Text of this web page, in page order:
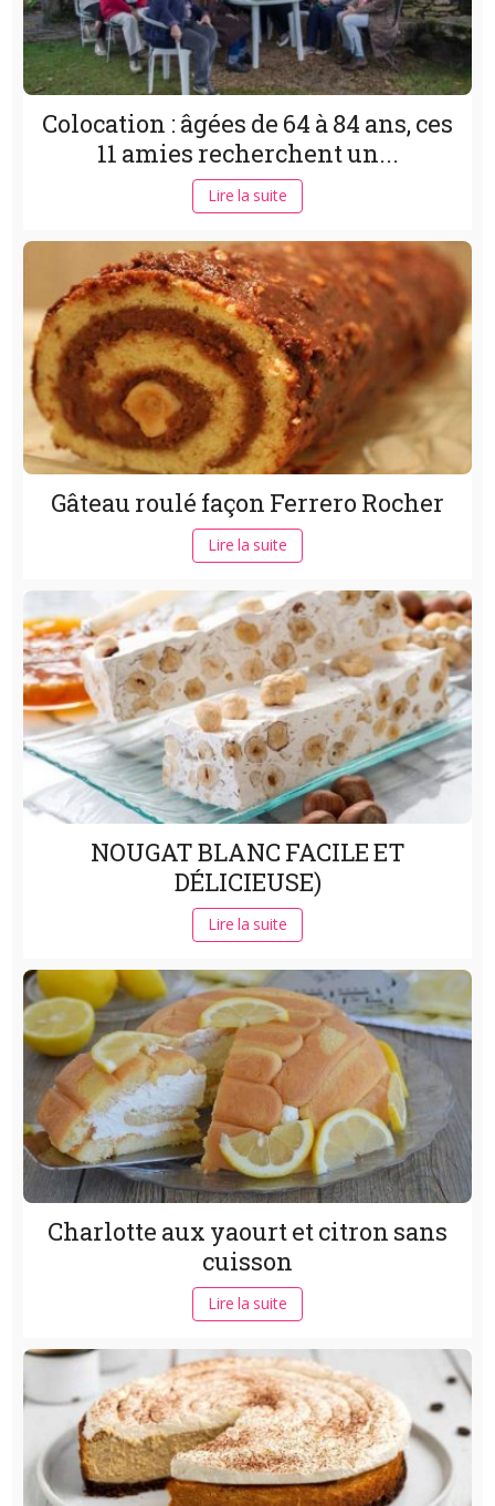
Colocation : âgées de 64 à 84 ans, ces
11 amies recherchent un...
Lire la suite
Gâteau roulé façon Ferrero Rocher
Lire la suite
NOUGAT BLANC FACILE ET
DÉLICIEUSE)
Lire la suite
Charlotte aux yaourt et citron sans
cuisson
Lire la suite